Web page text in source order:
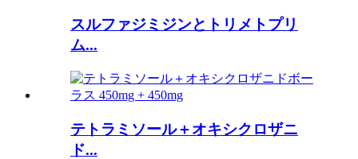
スルファジミジンとトリメトプリ
ム...
テトラミソール＋オキシクロザニ
ド...